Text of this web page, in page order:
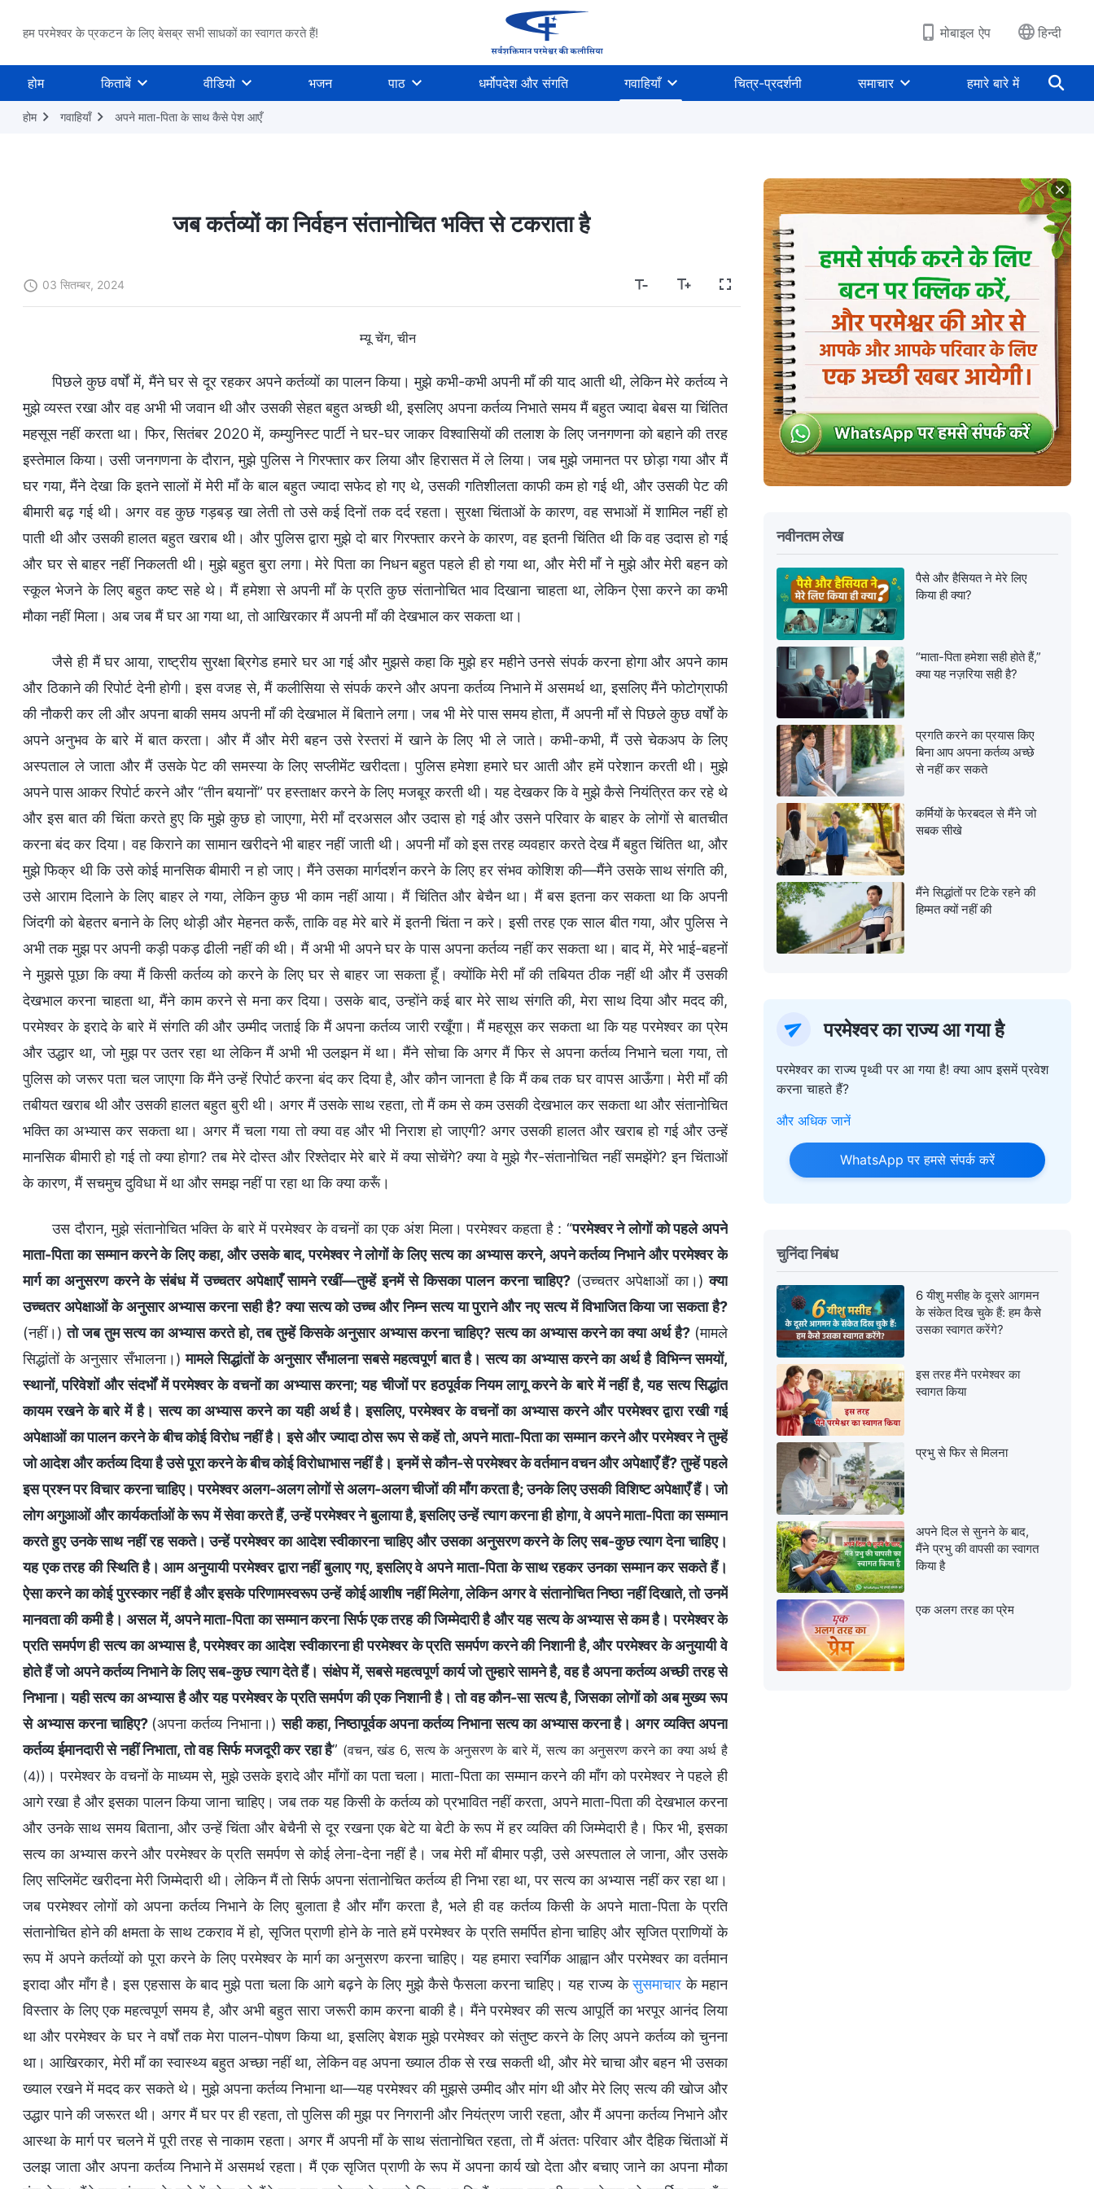
हम परमेश्वर के प्रकटन के लिए बेसब्र सभी साधकों का स्वागत करते हैं! मोबाइल ऐप हिन्दी
होम किताबें वीडियो भजन पाठ धर्मोपदेश और संगति गवाहियाँ चित्र-प्रदर्शनी समाचार हमारे बारे में
होम गवाहियाँ अपने माता-पिता के साथ कैसे पेश आएँ
जब कर्तव्यों का निर्वहन संतानोचित भक्ति से टकराता है
03 सितम्बर, 2024
म्यू चेंग, चीन
पिछले कुछ वर्षों में, मैंने घर से दूर रहकर अपने कर्तव्यों का पालन किया। मुझे कभी-कभी अपनी माँ की याद आती थी, लेकिन मेरे कर्तव्य ने
मुझे व्यस्त रखा और वह अभी भी जवान थी और उसकी सेहत बहुत अच्छी थी, इसलिए अपना कर्तव्य निभाते समय मैं बहुत ज्यादा बेबस या चिंतित
महसूस नहीं करता था। फिर, सितंबर 2020 में, कम्युनिस्ट पार्टी ने घर-घर जाकर विश्वासियों की तलाश के लिए जनगणना को बहाने की तरह
इस्तेमाल किया। उसी जनगणना के दौरान, मुझे पुलिस ने गिरफ्तार कर लिया और हिरासत में ले लिया। जब मुझे जमानत पर छोड़ा गया और मैं
घर गया, मैंने देखा कि इतने सालों में मेरी माँ के बाल बहुत ज्यादा सफेद हो गए थे, उसकी गतिशीलता काफी कम हो गई थी, और उसकी पेट की
बीमारी बढ़ गई थी। अगर वह कुछ गड़बड़ खा लेती तो उसे कई दिनों तक दर्द रहता। सुरक्षा चिंताओं के कारण, वह सभाओं में शामिल नहीं हो
पाती थी और उसकी हालत बहुत खराब थी। और पुलिस द्वारा मुझे दो बार गिरफ्तार करने के कारण, वह इतनी चिंतित थी कि वह उदास हो गई
और घर से बाहर नहीं निकलती थी। मुझे बहुत बुरा लगा। मेरे पिता का निधन बहुत पहले ही हो गया था, और मेरी माँ ने मुझे और मेरी बहन को
स्कूल भेजने के लिए बहुत कष्ट सहे थे। मैं हमेशा से अपनी माँ के प्रति कुछ संतानोचित भाव दिखाना चाहता था, लेकिन ऐसा करने का कभी
मौका नहीं मिला। अब जब मैं घर आ गया था, तो आखिरकार मैं अपनी माँ की देखभाल कर सकता था।
जैसे ही मैं घर आया, राष्ट्रीय सुरक्षा ब्रिगेड हमारे घर आ गई और मुझसे कहा कि मुझे हर महीने उनसे संपर्क करना होगा और अपने काम
और ठिकाने की रिपोर्ट देनी होगी। इस वजह से, मैं कलीसिया से संपर्क करने और अपना कर्तव्य निभाने में असमर्थ था, इसलिए मैंने फोटोग्राफी
की नौकरी कर ली और अपना बाकी समय अपनी माँ की देखभाल में बिताने लगा। जब भी मेरे पास समय होता, मैं अपनी माँ से पिछले कुछ वर्षों के
अपने अनुभव के बारे में बात करता। और मैं और मेरी बहन उसे रेस्तरां में खाने के लिए भी ले जाते। कभी-कभी, मैं उसे चेकअप के लिए
अस्पताल ले जाता और मैं उसके पेट की समस्या के लिए सप्लीमेंट खरीदता। पुलिस हमेशा हमारे घर आती और हमें परेशान करती थी। मुझे
अपने पास आकर रिपोर्ट करने और “तीन बयानों” पर हस्ताक्षर करने के लिए मजबूर करती थी। यह देखकर कि वे मुझे कैसे नियंत्रित कर रहे थे
और इस बात की चिंता करते हुए कि मुझे कुछ हो जाएगा, मेरी माँ दरअसल और उदास हो गई और उसने परिवार के बाहर के लोगों से बातचीत
करना बंद कर दिया। वह किराने का सामान खरीदने भी बाहर नहीं जाती थी। अपनी माँ को इस तरह व्यवहार करते देख मैं बहुत चिंतित था, और
मुझे फिक्र थी कि उसे कोई मानसिक बीमारी न हो जाए। मैंने उसका मार्गदर्शन करने के लिए हर संभव कोशिश की—मैंने उसके साथ संगति की,
उसे आराम दिलाने के लिए बाहर ले गया, लेकिन कुछ भी काम नहीं आया। मैं चिंतित और बेचैन था। मैं बस इतना कर सकता था कि अपनी
जिंदगी को बेहतर बनाने के लिए थोड़ी और मेहनत करूँ, ताकि वह मेरे बारे में इतनी चिंता न करे। इसी तरह एक साल बीत गया, और पुलिस ने
अभी तक मुझ पर अपनी कड़ी पकड़ ढीली नहीं की थी। मैं अभी भी अपने घर के पास अपना कर्तव्य नहीं कर सकता था। बाद में, मेरे भाई-बहनों
ने मुझसे पूछा कि क्या मैं किसी कर्तव्य को करने के लिए घर से बाहर जा सकता हूँ। क्योंकि मेरी माँ की तबियत ठीक नहीं थी और मैं उसकी
देखभाल करना चाहता था, मैंने काम करने से मना कर दिया। उसके बाद, उन्होंने कई बार मेरे साथ संगति की, मेरा साथ दिया और मदद की,
परमेश्वर के इरादे के बारे में संगति की और उम्मीद जताई कि मैं अपना कर्तव्य जारी रखूँगा। मैं महसूस कर सकता था कि यह परमेश्वर का प्रेम
और उद्धार था, जो मुझ पर उतर रहा था लेकिन मैं अभी भी उलझन में था। मैंने सोचा कि अगर मैं फिर से अपना कर्तव्य निभाने चला गया, तो
पुलिस को जरूर पता चल जाएगा कि मैंने उन्हें रिपोर्ट करना बंद कर दिया है, और कौन जानता है कि मैं कब तक घर वापस आऊँगा। मेरी माँ की
तबीयत खराब थी और उसकी हालत बहुत बुरी थी। अगर मैं उसके साथ रहता, तो मैं कम से कम उसकी देखभाल कर सकता था और संतानोचित
भक्ति का अभ्यास कर सकता था। अगर मैं चला गया तो क्या वह और भी निराश हो जाएगी? अगर उसकी हालत और खराब हो गई और उन्हें
मानसिक बीमारी हो गई तो क्या होगा? तब मेरे दोस्त और रिश्तेदार मेरे बारे में क्या सोचेंगे? क्या वे मुझे गैर-संतानोचित नहीं समझेंगे? इन चिंताओं
के कारण, मैं सचमुच दुविधा में था और समझ नहीं पा रहा था कि क्या करूँ।
उस दौरान, मुझे संतानोचित भक्ति के बारे में परमेश्वर के वचनों का एक अंश मिला। परमेश्वर कहता है : “परमेश्वर ने लोगों को पहले अपने
माता-पिता का सम्मान करने के लिए कहा, और उसके बाद, परमेश्वर ने लोगों के लिए सत्य का अभ्यास करने, अपने कर्तव्य निभाने और परमेश्वर के
मार्ग का अनुसरण करने के संबंध में उच्चतर अपेक्षाएँ सामने रखीं—तुम्हें इनमें से किसका पालन करना चाहिए?(उच्चतर अपेक्षाओं का।) क्या
उच्चतर अपेक्षाओं के अनुसार अभ्यास करना सही है? क्या सत्य को उच्च और निम्न सत्य या पुराने और नए सत्य में विभाजित किया जा सकता है?
(नहीं।) तो जब तुम सत्य का अभ्यास करते हो, तब तुम्हें किसके अनुसार अभ्यास करना चाहिए? सत्य का अभ्यास करने का क्या अर्थ है? (मामले
सिद्धांतों के अनुसार सँभालना।) मामले सिद्धांतों के अनुसार सँभालना सबसे महत्वपूर्ण बात है। सत्य का अभ्यास करने का अर्थ है विभिन्न समयों,
स्थानों, परिवेशों और संदर्भों में परमेश्वर के वचनों का अभ्यास करना; यह चीजों पर हठपूर्वक नियम लागू करने के बारे में नहीं है, यह सत्य सिद्धांत
कायम रखने के बारे में है। सत्य का अभ्यास करने का यही अर्थ है। इसलिए, परमेश्वर के वचनों का अभ्यास करने और परमेश्वर द्वारा रखी गई
अपेक्षाओं का पालन करने के बीच कोई विरोध नहीं है। इसे और ज्यादा ठोस रूप से कहें तो, अपने माता-पिता का सम्मान करने और परमेश्वर ने तुम्हें
जो आदेश और कर्तव्य दिया है उसे पूरा करने के बीच कोई विरोधाभास नहीं है। इनमें से कौन-से परमेश्वर के वर्तमान वचन और अपेक्षाएँ हैं? तुम्हें पहले
इस प्रश्न पर विचार करना चाहिए। परमेश्वर अलग-अलग लोगों से अलग-अलग चीजों की माँग करता है; उनके लिए उसकी विशिष्ट अपेक्षाएँ हैं। जो
लोग अगुआओं और कार्यकर्ताओं के रूप में सेवा करते हैं, उन्हें परमेश्वर ने बुलाया है, इसलिए उन्हें त्याग करना ही होगा, वे अपने माता-पिता का सम्मान
करते हुए उनके साथ नहीं रह सकते। उन्हें परमेश्वर का आदेश स्वीकारना चाहिए और उसका अनुसरण करने के लिए सब-कुछ त्याग देना चाहिए।
यह एक तरह की स्थिति है। आम अनुयायी परमेश्वर द्वारा नहीं बुलाए गए, इसलिए वे अपने माता-पिता के साथ रहकर उनका सम्मान कर सकते हैं।
ऐसा करने का कोई पुरस्कार नहीं है और इसके परिणामस्वरूप उन्हें कोई आशीष नहीं मिलेगा, लेकिन अगर वे संतानोचित निष्ठा नहीं दिखाते, तो उनमें
मानवता की कमी है। असल में, अपने माता-पिता का सम्मान करना सिर्फ एक तरह की जिम्मेदारी है और यह सत्य के अभ्यास से कम है। परमेश्वर के
प्रति समर्पण ही सत्य का अभ्यास है, परमेश्वर का आदेश स्वीकारना ही परमेश्वर के प्रति समर्पण करने की निशानी है, और परमेश्वर के अनुयायी वे
होते हैं जो अपने कर्तव्य निभाने के लिए सब-कुछ त्याग देते हैं। संक्षेप में, सबसे महत्वपूर्ण कार्य जो तुम्हारे सामने है, वह है अपना कर्तव्य अच्छी तरह से
निभाना। यही सत्य का अभ्यास है और यह परमेश्वर के प्रति समर्पण की एक निशानी है। तो वह कौन-सा सत्य है, जिसका लोगों को अब मुख्य रूप
से अभ्यास करना चाहिए? (अपना कर्तव्य निभाना।)सही कहा, निष्ठापूर्वक अपना कर्तव्य निभाना सत्य का अभ्यास करना है। अगर व्यक्ति अपना
कर्तव्य ईमानदारी से नहीं निभाता, तो वह सिर्फ मजदूरी कर रहा है” (वचन, खंड 6, सत्य के अनुसरण के बारे में, सत्य का अनुसरण करने का क्या अर्थ है
(4)) । परमेश्वर के वचनों के माध्यम से, मुझे उसके इरादे और माँगों का पता चला। माता-पिता का सम्मान करने की माँग को परमेश्वर ने पहले ही
आगे रखा है और इसका पालन किया जाना चाहिए। जब तक यह किसी के कर्तव्य को प्रभावित नहीं करता, अपने माता-पिता की देखभाल करना
और उनके साथ समय बिताना, और उन्हें चिंता और बेचैनी से दूर रखना एक बेटे या बेटी के रूप में हर व्यक्ति की जिम्मेदारी है। फिर भी, इसका
सत्य का अभ्यास करने और परमेश्वर के प्रति समर्पण से कोई लेना-देना नहीं है। जब मेरी माँ बीमार पड़ी, उसे अस्पताल ले जाना, और उसके
लिए सप्लिमेंट खरीदना मेरी जिम्मेदारी थी। लेकिन मैं तो सिर्फ अपना संतानोचित कर्तव्य ही निभा रहा था, पर सत्य का अभ्यास नहीं कर रहा था।
जब परमेश्वर लोगों को अपना कर्तव्य निभाने के लिए बुलाता है और माँग करता है, भले ही वह कर्तव्य किसी के अपने माता-पिता के प्रति
संतानोचित होने की क्षमता के साथ टकराव में हो, सृजित प्राणी होने के नाते हमें परमेश्वर के प्रति समर्पित होना चाहिए और सृजित प्राणियों के
रूप में अपने कर्तव्यों को पूरा करने के लिए परमेश्वर के मार्ग का अनुसरण करना चाहिए। यह हमारा स्वर्गिक आह्वान और परमेश्वर का वर्तमान
इरादा और माँग है। इस एहसास के बाद मुझे पता चला कि आगे बढ़ने के लिए मुझे कैसे फैसला करना चाहिए। यह राज्य केसुसमाचार के महान
विस्तार के लिए एक महत्वपूर्ण समय है, और अभी बहुत सारा जरूरी काम करना बाकी है। मैंने परमेश्वर की सत्य आपूर्ति का भरपूर आनंद लिया
था और परमेश्वर के घर ने वर्षों तक मेरा पालन-पोषण किया था, इसलिए बेशक मुझे परमेश्वर को संतुष्ट करने के लिए अपने कर्तव्य को चुनना
था। आखिरकार, मेरी माँ का स्वास्थ्य बहुत अच्छा नहीं था, लेकिन वह अपना ख्याल ठीक से रख सकती थी, और मेरे चाचा और बहन भी उसका
ख्याल रखने में मदद कर सकते थे। मुझे अपना कर्तव्य निभाना था—यह परमेश्वर की मुझसे उम्मीद और मांग थी और मेरे लिए सत्य की खोज और
उद्धार पाने की जरूरत थी। अगर मैं घर पर ही रहता, तो पुलिस की मुझ पर निगरानी और नियंत्रण जारी रहता, और मैं अपना कर्तव्य निभाने और
आस्था के मार्ग पर चलने में पूरी तरह से नाकाम रहता। अगर मैं अपनी माँ के साथ संतानोचित रहता, तो मैं अंततः परिवार और दैहिक चिंताओं में
उलझ जाता और अपना कर्तव्य निभाने में असमर्थ रहता। मैं एक सृजित प्राणी के रूप में अपना कार्य खो देता और बचाए जाने का अपना मौका
नवीनतम लेख
पैसे और हैसियत ने मेरे लिए
किया ही क्या?
“माता-पिता हमेशा सही होते हैं,”
क्या यह नज़रिया सही है?
प्रगति करने का प्रयास किए
बिना आप अपना कर्तव्य अच्छे
से नहीं कर सकते
कर्मियों के फेरबदल से मैंने जो
सबक सीखे
मैंने सिद्धांतों पर टिके रहने की
हिम्मत क्यों नहीं की
परमेश्वर का राज्य आ गया है
परमेश्वर का राज्य पृथ्वी पर आ गया है! क्या आप इसमें प्रवेश
करना चाहते हैं?
और अधिक जानें
WhatsApp पर हमसे संपर्क करें
चुनिंदा निबंध
6 यीशु मसीह के दूसरे आगमन
के संकेत दिख चुके हैं: हम कैसे
उसका स्‍वागत करेंगे?
इस तरह मैंने परमेश्वर का
स्वागत किया
प्रभु से फिर से मिलना
अपने दिल से सुनने के बाद,
मैंने प्रभु की वापसी का स्वागत
किया है
एक अलग तरह का प्रेम